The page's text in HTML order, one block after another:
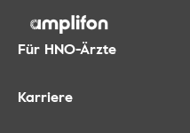
Für HNO-Ärzte
Karriere